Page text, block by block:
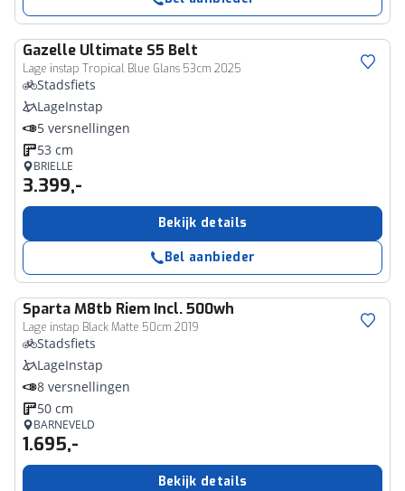
Gazelle Ultimate S5 Belt
Lage instap Tropical Blue Glans 53cm 2025
Stadsfiets
LageInstap
5 versnellingen
53 cm
BRIELLE
3.399,-
Bekijk details
Bel aanbieder
SpartaM8tb Riem Incl. 500wh
Lage instap Black Matte 50cm 2019
Stadsfiets
LageInstap
8 versnellingen
50 cm
BARNEVELD
1.695,-
Bekijk details